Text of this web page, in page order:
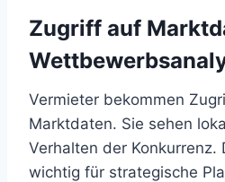
Zugriff auf
Vermieter bekommen
Marktdaten. Sie sehen
Verhalten der Konkurrenz.
wichtig für strategische